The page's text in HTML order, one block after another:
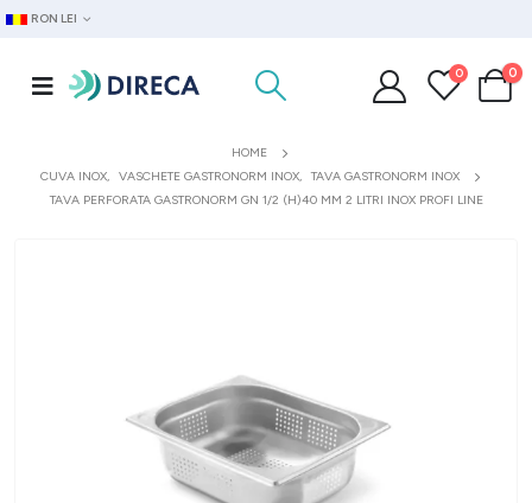
RON LEI
0 0
HOME
CUVA INOX, VASCHETE GASTRONORM INOX, TAVA GASTRONORM INOX
TAVA PERFORATA GASTRONORM GN 1/2 (H)40 MM 2 LITRI INOX PROFI LINE